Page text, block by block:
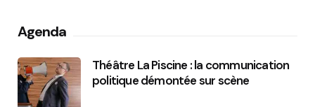
Agenda
Théâtre La Piscine : la communication
politique démontée sur scène